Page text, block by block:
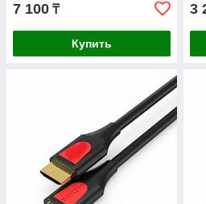
7 100 ₸
Купить
3